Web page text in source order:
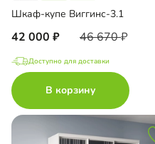
Шкаф-купе Виггинс-3.1
42 000 46 670
Доступно для доставки
В корзину